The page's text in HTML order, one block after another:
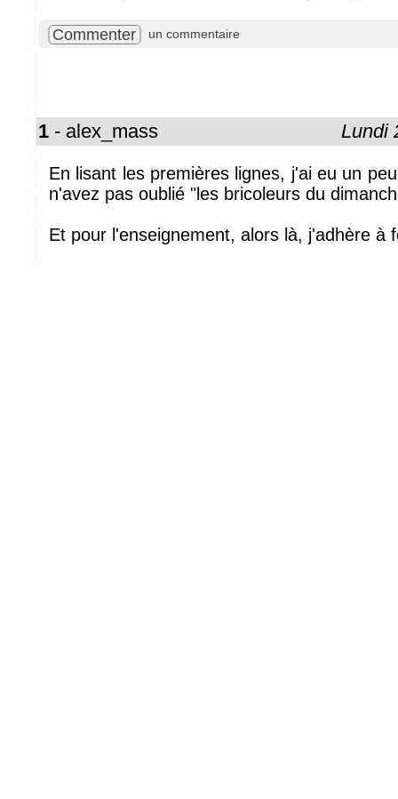
Commenter un commentaire
1 - alex_mass Lundi
En lisant les premières lignes, j'ai eu un
n'avez pas oublié "les bricoleurs du
Et pour l'enseignement, alors là, j'adhère à